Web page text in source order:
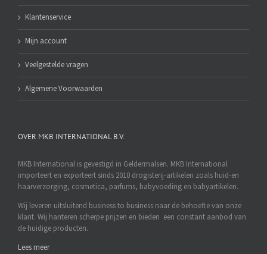
Klantenservice
Mijn account
Veelgestelde vragen
Algemene Voorwaarden
OVER MKB INTERNATIONAL B.V.
MKB International is gevestigd in Geldermalsen. MKB International
importeert en exporteert sinds 2010 drogisterij-artikelen zoals huid-en
haarverzorging, cosmetica, parfums, babyvoeding en babyartikelen.
Wij leveren uitsluitend business to business naar de behoefte van onze
klant. Wij hanteren scherpe prijzen en bieden een constant aanbod van
de huidige producten.
Lees meer